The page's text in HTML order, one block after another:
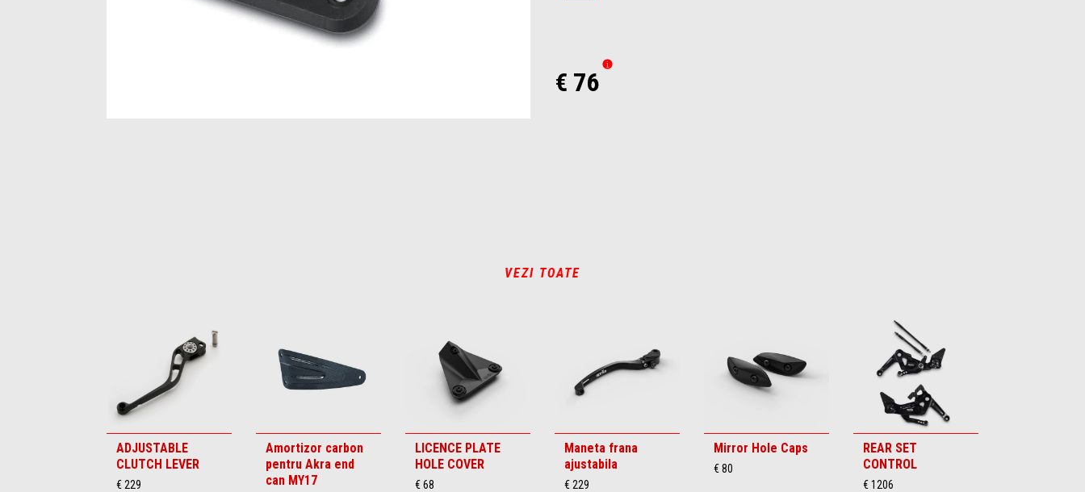
€ 76
VEZI TOATE
ADJUSTABLE
CLUTCH LEVER
€ 229
Amortizor carbon
pentru Akra end
can MY17
LICENCE PLATE
HOLE COVER
€ 68
Maneta frana
ajustabila
€ 229
Mirror Hole Caps
€ 80
REAR SET
CONTROL
€ 1206